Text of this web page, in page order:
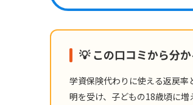
💡 この口コミから分
学資保険代わりに使える返戻
明を受け、子どもの18歳頃に増